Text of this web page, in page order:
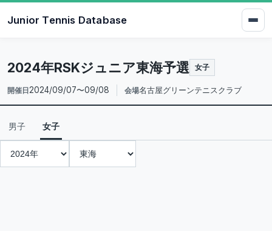
Junior Tennis Database
2024年RSKジュニア東海予選 女子
開催日 2024/09/07〜09/08 会場名古屋グリーンテニスクラブ
男子 女子